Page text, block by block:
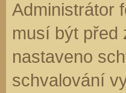
Administrátor
musí být před
nastaveno
schvalování